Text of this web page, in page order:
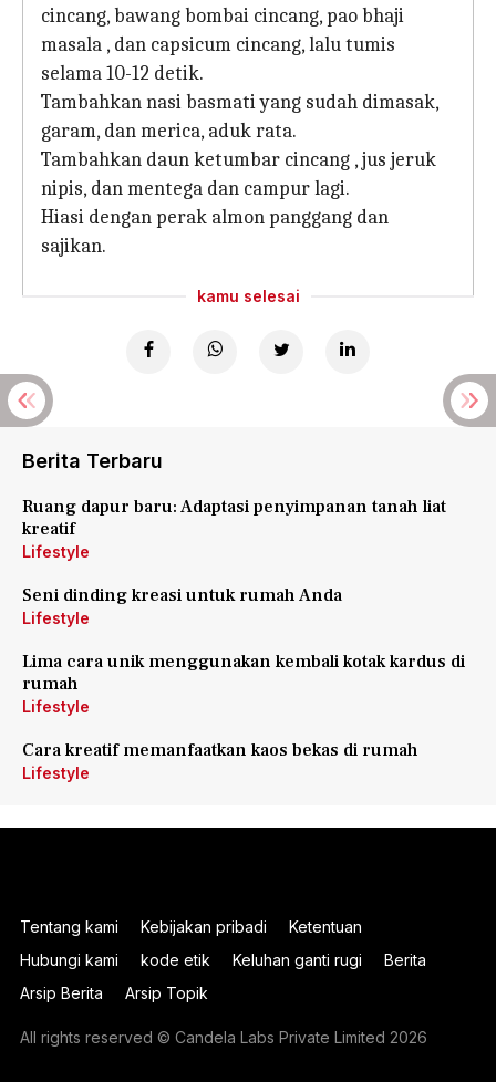
cincang, bawang bombai cincang, pao bhaji
masala , dan capsicum cincang, lalu tumis
selama 10-12 detik.
Tambahkan nasi basmati yang sudah dimasak,
garam, dan merica, aduk rata.
Tambahkan daun ketumbar cincang , jus jeruk
nipis, dan mentega dan campur lagi.
Hiasi dengan perak almon panggang dan
sajikan.
kamu selesai
Berita Terbaru
Ruang dapur baru: Adaptasi penyimpanan tanah liat
kreatif
Lifestyle
Seni dinding kreasi untuk rumah Anda
Lifestyle
Lima cara unik menggunakan kembali kotak kardus di
rumah
Lifestyle
Cara kreatif memanfaatkan kaos bekas di rumah
Lifestyle
Tentang kami Kebijakan pribadi
Ketentuan
Hubungi kami
kode etik Keluhan ganti rugi
Berita
Arsip Berita
Arsip Topik
All rights reserved © Candela Labs Private Limited 2026